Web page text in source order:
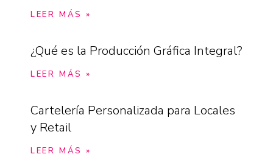
LEER MÁS »
¿Qué es la Producción Gráfica Integral?
LEER MÁS »
Cartelería Personalizada para Locales
y Retail
LEER MÁS »